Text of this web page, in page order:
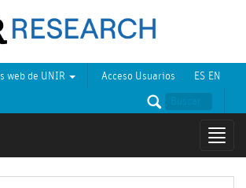
ES EN
Acceso Usuarios
web de UNIR